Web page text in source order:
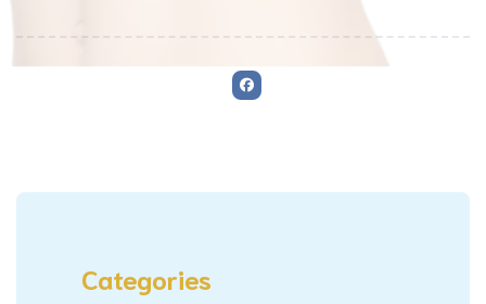
Categories